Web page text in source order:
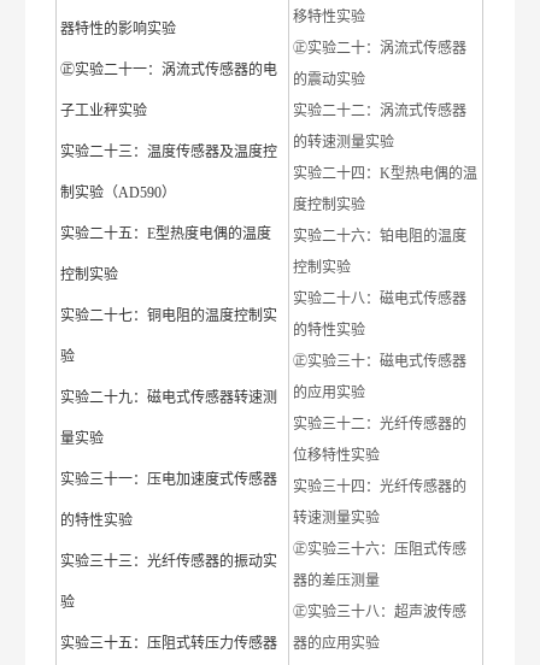
器特性的影响实验
㊣实验二十一：涡流式传感器的电
子工业秤实验
实验二十三：温度传感器及温度控
制实验（AD590）
实验二十五：E型热度电偶的温度
控制实验
实验二十七：铜电阻的温度控制实
验
实验二十九：磁电式传感器转速测
量实验
实验三十一：压电加速度式传感器
的特性实验
实验三十三：光纤传感器的振动实
验
实验三十五：压阻式转压力传感器
移特性实验
㊣实验二十：涡流式传感器
的震动实验
实验二十二：涡流式传感器
的转速测量实验
实验二十四：K型热电偶的温
度控制实验
实验二十六：铂电阻的温度
控制实验
实验二十八：磁电式传感器
的特性实验
㊣实验三十：磁电式传感器
的应用实验
实验三十二：光纤传感器的
位移特性实验
实验三十四：光纤传感器的
转速测量实验
㊣实验三十六：压阻式传感
器的差压测量
㊣实验三十八：超声波传感
器的应用实验